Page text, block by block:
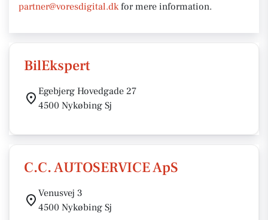
partner@voresdigital.dk for mere information.
BilEkspert
Egebjerg Hovedgade 27
4500 Nykøbing Sj
C.C. AUTOSERVICE ApS
Venusvej 3
4500 Nykøbing Sj